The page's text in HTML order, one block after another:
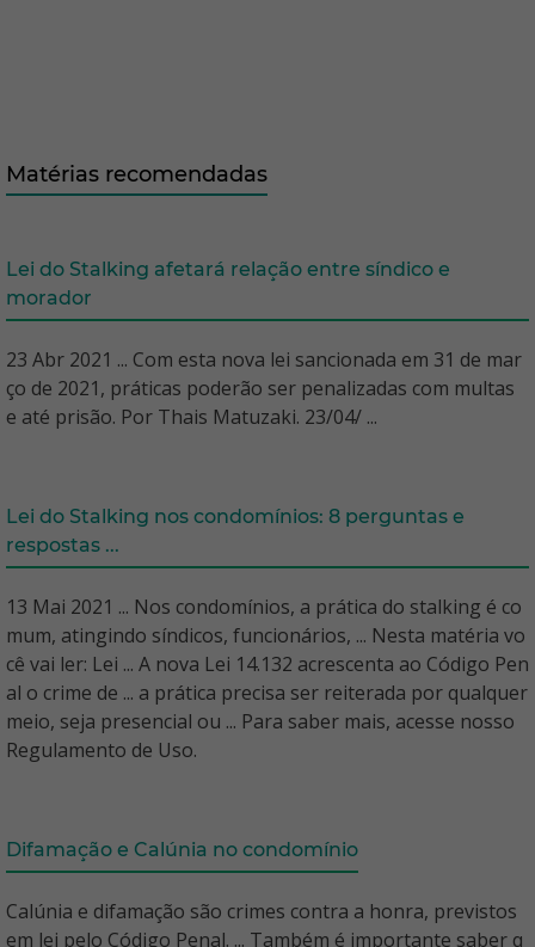
Matérias recomendadas
Lei do Stalking afetará relação entre síndico e
morador
23 Abr 2021 ... Com esta nova lei sancionada em 31 de mar
ço de 2021, práticas poderão ser penalizadas com multas
e até prisão. Por Thais Matuzaki. 23/04/ ...
Lei do Stalking nos condomínios: 8 perguntas e
respostas ...
13 Mai 2021 ... Nos condomínios, a prática do stalking é co
mum, atingindo síndicos, funcionários, ... Nesta matéria vo
cê vai ler: Lei ... A nova Lei 14.132 acrescenta ao Código Pen
al o crime de ... a prática precisa ser reiterada por qualquer
meio, seja presencial ou ... Para saber mais, acesse nosso
Regulamento de Uso.
Difamação e Calúnia no condomínio
Calúnia e difamação são crimes contra a honra, previstos
em lei pelo Código Penal. ... Também é importante saber q